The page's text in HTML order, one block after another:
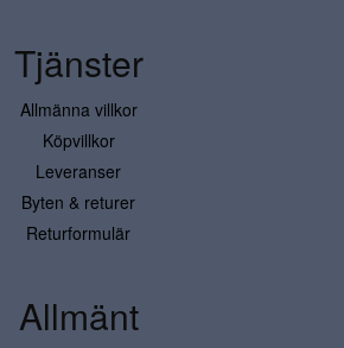
Tjänster
Allmänna villkor
Köpvillkor
Leveranser
Byten & returer
Returformulär
Allmänt